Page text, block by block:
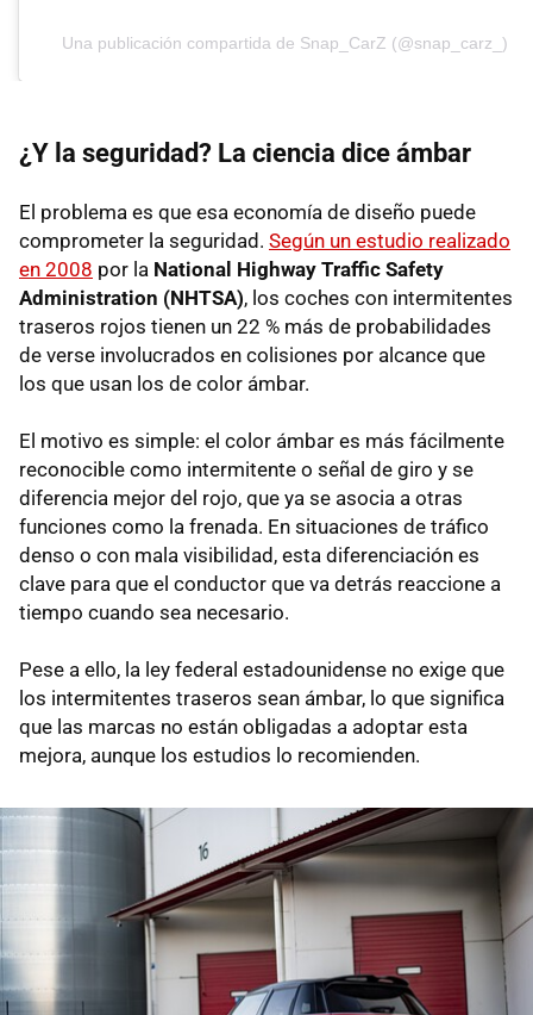
Una publicación compartida de Snap_CarZ (@snap_carz_)
¿Y la seguridad? La ciencia dice ámbar
El problema es que esa economía de diseño puede
comprometer la seguridad. Según un estudio realizado
en 2008 por la National Highway Traffic Safety
Administration (NHTSA), los coches con intermitentes
traseros rojos tienen un 22 % más de probabilidades
de verse involucrados en colisiones por alcance que
los que usan los de color ámbar.
El motivo es simple: el color ámbar es más fácilmente
reconocible como intermitente o señal de giro y se
diferencia mejor del rojo, que ya se asocia a otras
funciones como la frenada. En situaciones de tráfico
denso o con mala visibilidad, esta diferenciación es
clave para que el conductor que va detrás reaccione a
tiempo cuando sea necesario.
Pese a ello, la ley federal estadounidense no exige que
los intermitentes traseros sean ámbar, lo que significa
que las marcas no están obligadas a adoptar esta
mejora, aunque los estudios lo recomienden.